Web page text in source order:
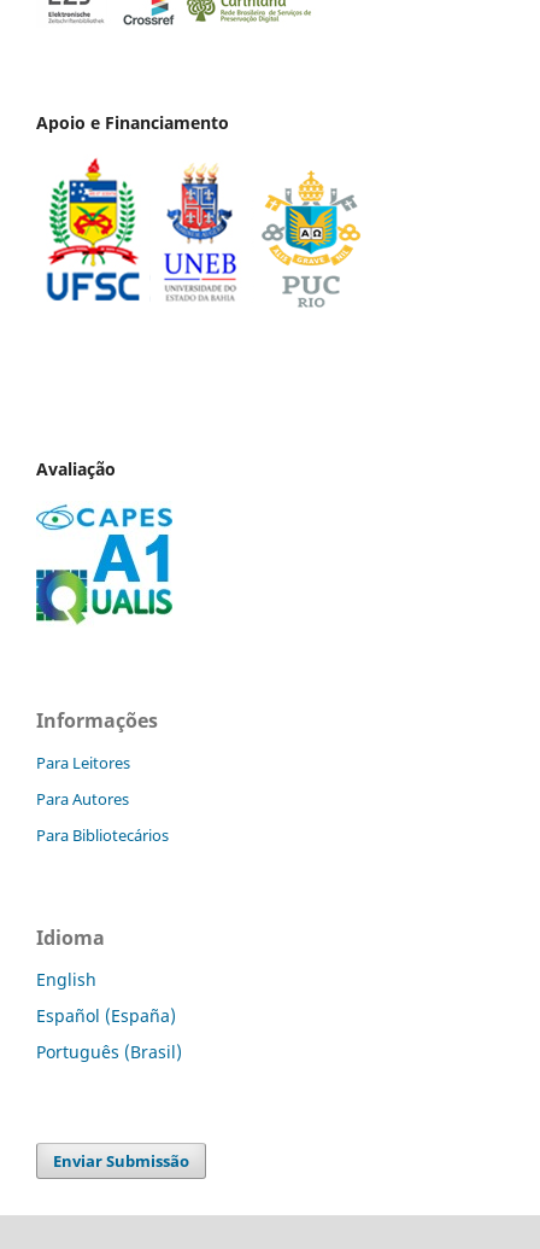
Apoio e Financiamento
Avaliação
Informações
Para Leitores
Para Autores
Para Bibliotecários
Idioma
English
Español (España)
Português (Brasil)
Enviar Submissão